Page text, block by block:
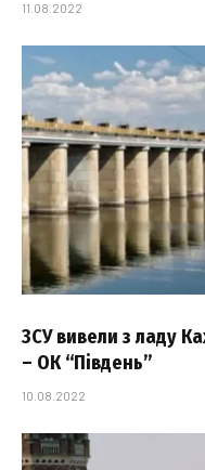
11.08.2022
ЗСУ вивели з ладу
– ОК “Південь”
10.08.2022